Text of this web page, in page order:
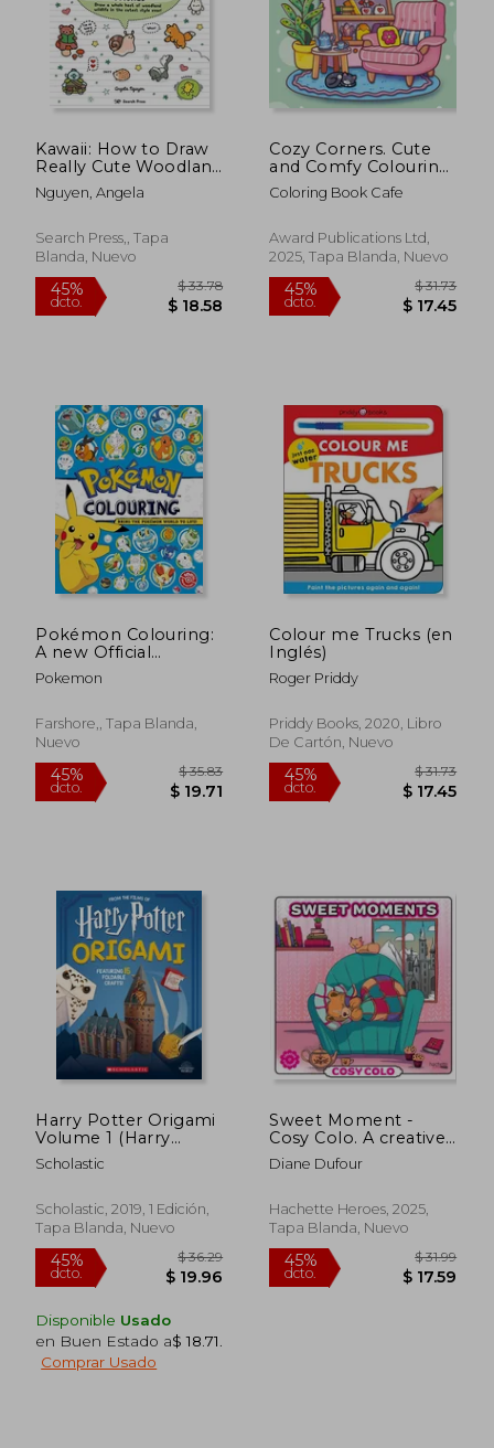
Kawaii: How to Draw
Really Cute Woodland
Friends (en Inglés)
Nguyen, Angela
Search Press,, Tapa
Blanda, Nuevo
45%
dcto.
$ 33.78
$ 18.58
Cozy Corners. Cute
and Comfy Colouring
Book
Coloring Book Cafe
Award Publications Ltd,
2025, Tapa Blanda, Nuevo
45%
dcto.
Pokémon Colouring:
A new Official
Pokémon Colouring
Book - Perfect for
Pokemon
Farshore,, Tapa Blanda,
Nuevo
Colour me Trucks (en
Inglés)
Roger Priddy
Priddy Books, 2020, Libro
De Cartón, Nuevo
Harry Potter Origami
Volume 1 (Harry
Potter) (en Inglés)
Scholastic
Scholastic, 2019, 1 Edición,
Tapa Blanda, Nuevo
Disponible Usado
en Buen Estado a$ 18.71
Comprar Usado
Sweet Moment -
Cosy Colo. A creative
colouring book to
unwind with adorable
moments (en Inglés)
Diane Dufour
Hachette Heroes, 2025,
Tapa Blanda, Nuevo